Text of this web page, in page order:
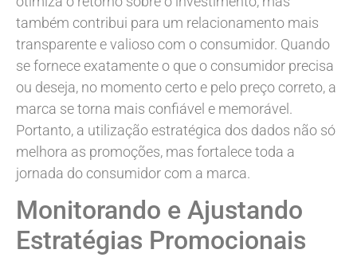
também contribui para um relacionamento mais
transparente e valioso com o consumidor. Quando
se fornece exatamente o que o consumidor precisa
ou deseja, no momento certo e pelo preço correto, a
marca se torna mais confiável e memorável.
Portanto, a utilização estratégica dos dados não só
melhora as promoções, mas fortalece toda a
jornada do consumidor com a marca.
Monitorando e Ajustando
Estratégias Promocionais